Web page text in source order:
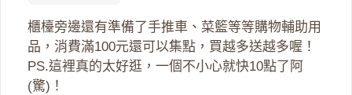
櫃檯旁邊還有準備了手推車、菜籃等等購物輔助用
品，消費滿100元還可以集點，買越多送越多喔！
PS.這裡真的太好逛，一個不小心就快10點了阿
(驚)！